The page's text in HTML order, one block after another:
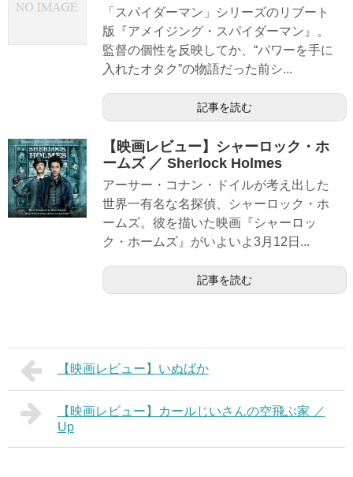
「スパイダーマン」シリーズのリブート
版『アメイジング・スパイダーマン』。
監督の個性を反映してか、“パワーを手に
入れたオタク”の物語だった前シ...
記事を読む
【映画レビュー】シャーロック・ホ
ームズ ／ Sherlock Holmes
アーサー・コナン・ドイルが考え出した
世界一有名な名探偵、シャーロック・ホ
ームズ。彼を描いた映画『シャーロッ
ク・ホームズ』がいよいよ3月12日...
記事を読む
【映画レビュー】いぬばか
【映画レビュー】カールじいさんの空飛ぶ家 ／
Up